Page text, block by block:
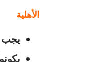
الأهلية
يجب